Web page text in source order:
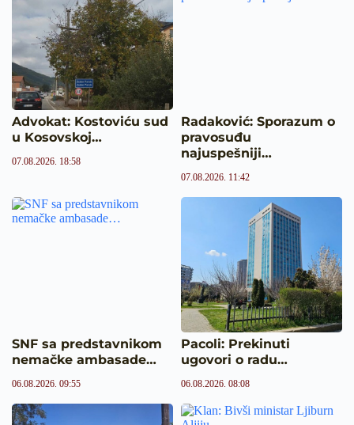
Advokat: Kostoviću sud
u Kosovskoj…
07.08.2026. 18:58
Radaković: Sporazum o
pravosuđu
najuspešniji…
07.08.2026. 11:42
SNF sa predstavnikom
nemačke ambasade…
06.08.2026. 09:55
Pacoli: Prekinuti
ugovori o radu…
06.08.2026. 08:08